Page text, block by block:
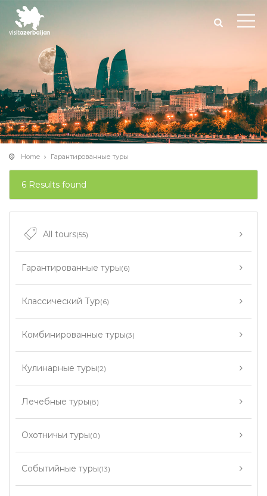
Home Гарантированные туры
6 Results found
All tours(55)
Гарантированные туры(6)
Классический Тур(6)
Комбинированные туры(3)
Кулинарные туры(2)
Лечебные туры(8)
Охотничьи туры(0)
Событийные туры(13)